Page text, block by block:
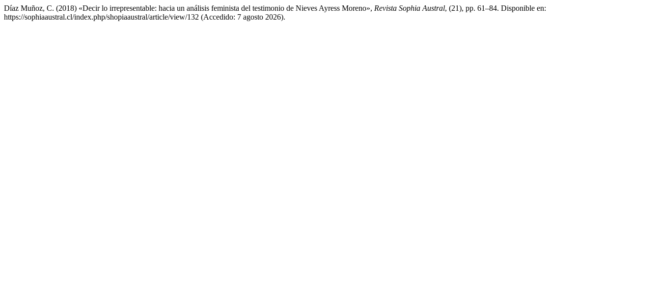
Díaz Muñoz, C. (2018) «Decir lo irrepresentable: hacia un análisis feminista del testimonio de Nieves Ayress Moreno», Revista Sophia Austral, (21), pp. 61–84. Disponible en:
https://sophiaaustral.cl/index.php/shopiaaustral/article/view/132 (Accedido: 7 agosto 2026).